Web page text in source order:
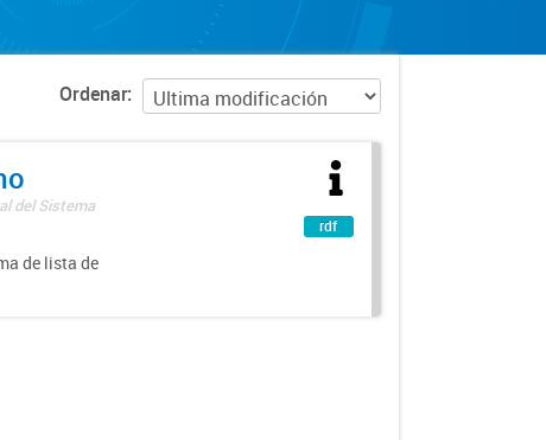
Ordenar
del Sistema
de lista de
rdf